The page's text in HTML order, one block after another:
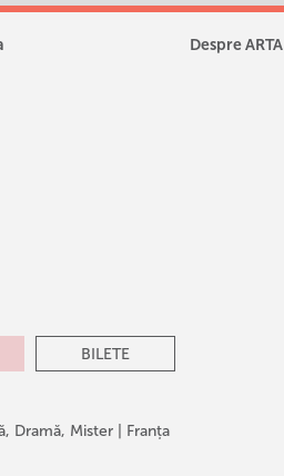
Despre ARTA
BILETE
Dramă, Mister | Franța